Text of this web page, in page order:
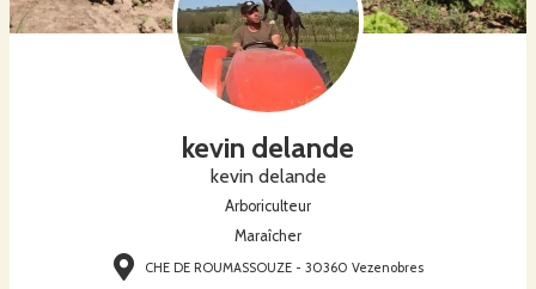
kevin delande
kevin delande
Arboriculteur
Maraîcher
CHE DE ROUMASSOUZE - 30360 Vezenobres